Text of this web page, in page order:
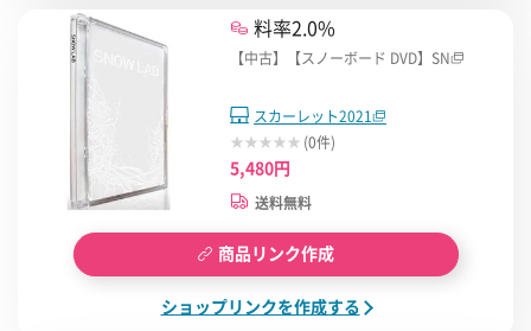
料率2.0%
【中古】【スノーボード DVD】SN
スカーレット2021
(0件)
5,480円
送料無料
商品リンク作成
ショップリンクを作成する